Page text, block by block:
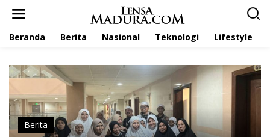
Beranda Berita Nasional Teknologi Lifestyle
Berita